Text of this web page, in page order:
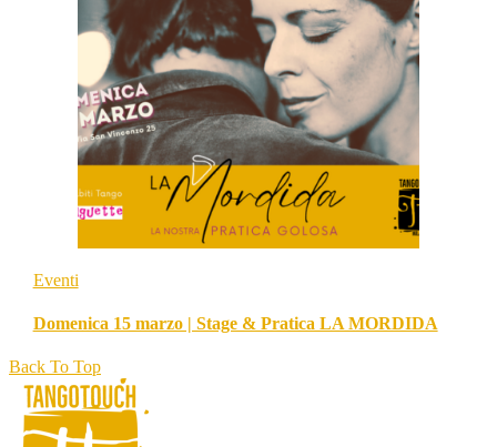
Eventi
Domenica 15 marzo | Stage & Pratica LA MORDIDA
Back To Top